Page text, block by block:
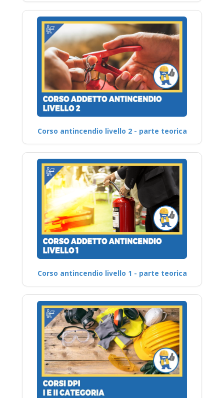
Corso antincendio livello 2 - parte teorica
Corso antincendio livello 1 - parte teorica